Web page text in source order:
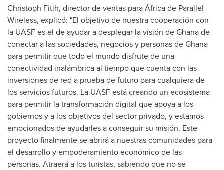
Christoph Fitih, director de ventas para África de Parallel
Wireless, explicó: "El objetivo de nuestra cooperación con
la UASF es el de ayudar a desplegar la visión deGhanade
conectar a las sociedades, negocios y personas deGhana
para permitir que todo el mundo disfrute de una
conectividad inalámbrica al tiempo que cuenta con las
inversiones de red a prueba de futuro para cualquiera de
los servicios futuros. La UASF está creando un ecosistema
para permitir la transformación digital que apoya a los
gobiernos y a los objetivos del sector privado, y estamos
emocionados de ayudarles a conseguir su misión. Este
proyecto finalmente se abrirá a nuestras comunidades para
el desarrollo y empoderamiento económico de las
personas. Atraerá a los turistas, sabiendo que no se